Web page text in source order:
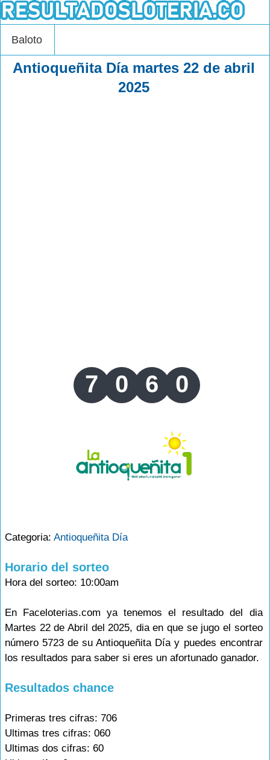
Baloto
Antioqueñita Día martes 22 de abril
2025
7 0 6 0
Categoria: Antioqueñita Día
Horario del sorteo
Hora del sorteo: 10:00am
En Faceloterias.com ya tenemos el resultado del dia
Martes 22 de Abril del 2025, dia en que se jugo el sorteo
número 5723 de su Antioqueñita Día y puedes encontrar
los resultados para saber si eres un afortunado ganador.
Resultados chance
Primeras tres cifras: 706
Ultimas tres cifras: 060
Ultimas dos cifras: 60